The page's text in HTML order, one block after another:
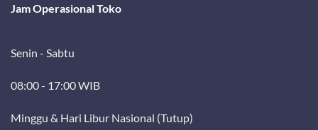
Jam Operasional Toko
Senin - Sabtu
08:00 - 17:00 WIB
Minggu & Hari Libur Nasional (Tutup)